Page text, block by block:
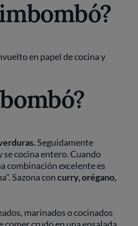
en papel de cocina y
Seguidamente
cocina entero. Cuando
combinación excelente es
Sazona concurry, orégano,
marinados o cocinados
crudo en una ensalada